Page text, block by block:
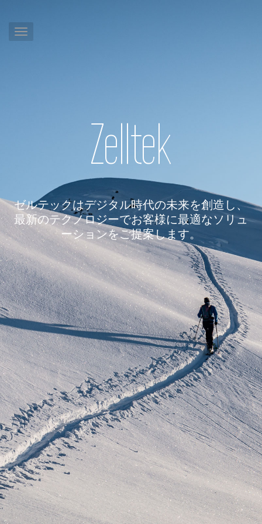
Zelltek
ゼルテックはデジタル時代の未来を創造し、
最新のテクノロジーでお客様に最適なソリュ
ーションをご提案します。